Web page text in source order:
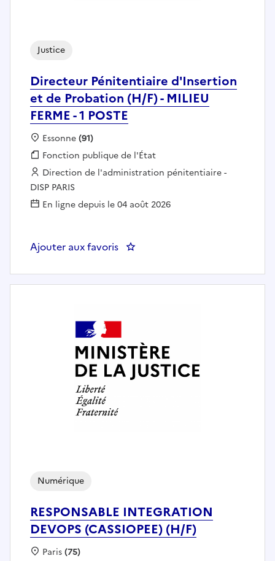
Directeur Pénitentiaire d'Insertion
et de Probation (H/F) - MILIEU
FERME - 1 POSTE
Justice
Localisation :
Essonne(91)
Fonction publique :
Fonction publique de l'État
Employeur :
Direction de l'administration pénitentiaire -
DISP PARIS
En ligne depuis le 04 août 2026
Ajouter aux favoris : Directeur Pénitentiaire
RESPONSABLE INTEGRATION
DEVOPS (CASSIOPEE) (H/F)
Numérique
Localisation :
Paris(75)